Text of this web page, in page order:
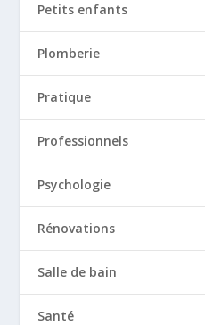
Petits enfants
Plomberie
Pratique
Professionnels
Psychologie
Rénovations
Salle de bain
Santé